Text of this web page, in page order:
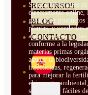
RECURSOS
BLOG
CONTACTO
Somos fabricantes
directamente online,
garantizar productos
plantas, y venderlos
abonos e
conforme a la
materias primas
agua y la
insecticidas,
para mejorar la
el impacto
seguridad y fáciles